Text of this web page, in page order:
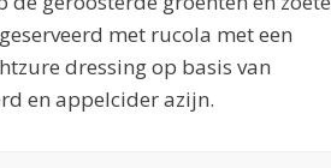
met rucola met een
dressing op basis van
en appelcider azijn.